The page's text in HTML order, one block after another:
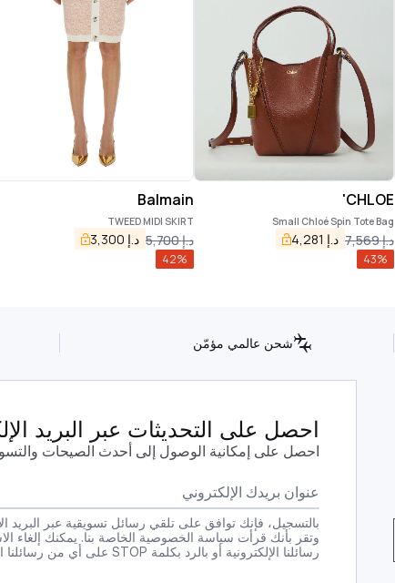
CHLOE'
Small Chloé Spin Tote Bag
د.إ7,569 د.إ 4,281
43%
Balmain
TWEED MIDI SKIRT
د.إ5,700 د.إ 3,300
42%
شحن عالمي مؤمّن
احصل على التحديثات عبر البريد
احصل على إمكانية الوصول إلى أحدث الصيحات
بالتسجيل، فإنك توافق على تلقي رسائل تسويقية عبر البريد
وتقر بأنك قرأت سياسة الخصوصية الخاصة بنا. يمكنك
رسائلنا الإلكترونية أو بالرد بكلمة STOP على أي من رسائلنا النصية